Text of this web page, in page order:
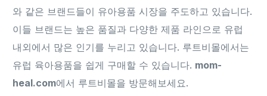
와 같은 브랜드들이 유아용품 시장을 주도하고 있습니다.
이들 브랜드는 높은 품질과 다양한 제품 라인으로 유럽
내외에서 많은 인기를 누리고 있습니다. 루트비몰에서는
유럽 육아용품을 쉽게 구매할 수 있습니다. mom-
heal.com에서 루트비몰을 방문해보세요.